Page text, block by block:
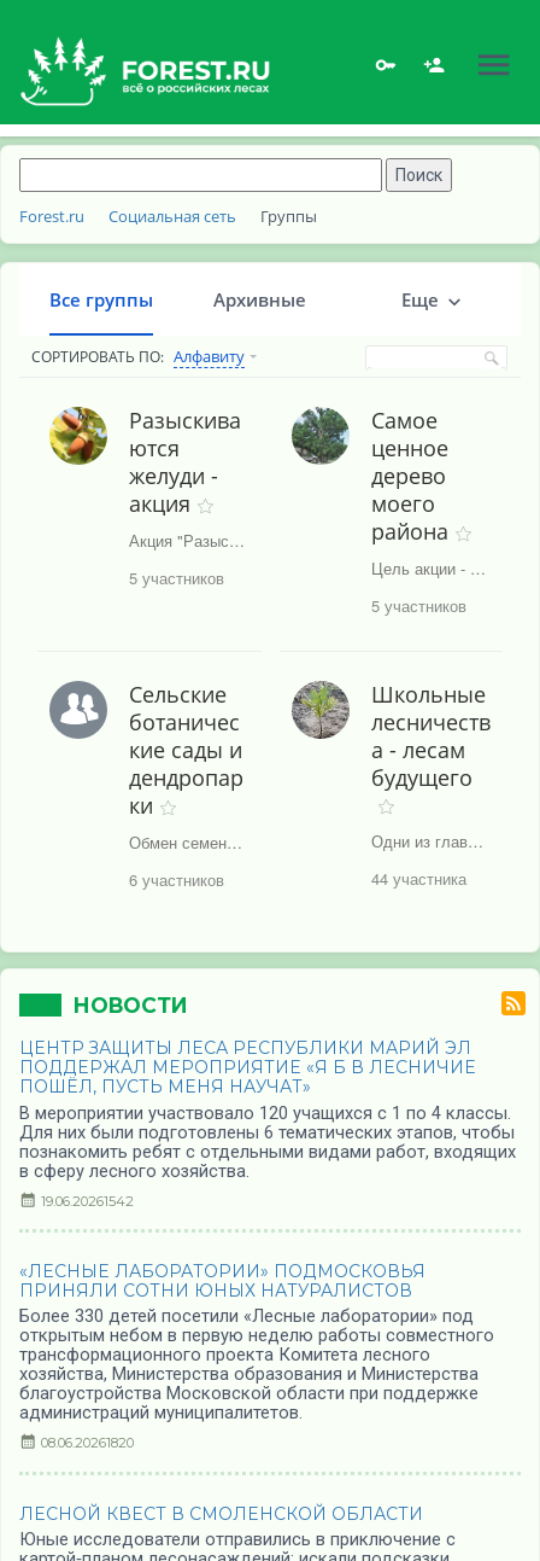
Forest.ru Социальная сеть Группы
Все группы Архивные
По тегам
Еще
СОРТИРОВАТЬ ПО: Алфавиту
Разыскива
ются
желуди -
акция
Акция "Разыскиваются желуди" в Москве и Московской области.
5 участников
Самое
ценное
дерево
моего
района
Цель акции - выявить самые примечательные, памятные, уникальные деревья, а также деревья-долгожители или группы деревьев (в небольших скверах, аллеях) для последующего их учёта и сохранения.
5 участников
Сельские
ботаничес
кие сады и
дендропар
ки
Обмен семенами, опытом идеями, взаимопомощь и поддержка.
6 участников
Школьные
лесничеств
а - лесам
будущего
Одни из главных задач проекта - вовлечение школьных лесничеств и других объединений школьников в решение актуальных проблем и включение молодёжных проектов в реальную производственную, научную и социально-экологическую деятельность.
44 участника
НОВОСТИ
ЦЕНТР ЗАЩИТЫ ЛЕСА РЕСПУБЛИКИ МАРИЙ ЭЛ
ПОДДЕРЖАЛ МЕРОПРИЯТИЕ «Я Б В ЛЕСНИЧИЕ
ПОШЁЛ, ПУСТЬ МЕНЯ НАУЧАТ»
В мероприятии участвовало 120 учащихся с 1 по 4 классы.
Для них были подготовлены 6 тематических этапов, чтобы
познакомить ребят с отдельными видами работ, входящих
в сферу лесного хозяйства.
19.06.20261542
«ЛЕСНЫЕ ЛАБОРАТОРИИ» ПОДМОСКОВЬЯ
ПРИНЯЛИ СОТНИ ЮНЫХ НАТУРАЛИСТОВ
Более 330 детей посетили «Лесные лаборатории» под
открытым небом в первую неделю работы совместного
трансформационного проекта Комитета лесного
хозяйства, Министерства образования и Министерства
благоустройства Московской области при поддержке
администраций муниципалитетов.
08.06.20261820
ЛЕСНОЙ КВЕСТ В СМОЛЕНСКОЙ ОБЛАСТИ
Юные исследователи отправились в приключение с